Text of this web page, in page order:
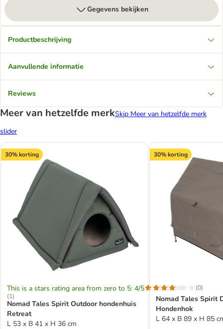
Gegevens bekijken
Productbeschrijving
Aanvullende informatie
Reviews
Meer van hetzelfde merkSkip Meer van hetzelfde merk
slider
30% korting
This is a stars rating area from zero to 5: 4/5
(1)
Nomad Tales Spirit Outdoor hondenhuis
Retreat
L 53 x B 41 x H 36 cm
30% korting
(0)
Nomad Tales Spirit
Hondenhok
L 64 x B 89 x H 85